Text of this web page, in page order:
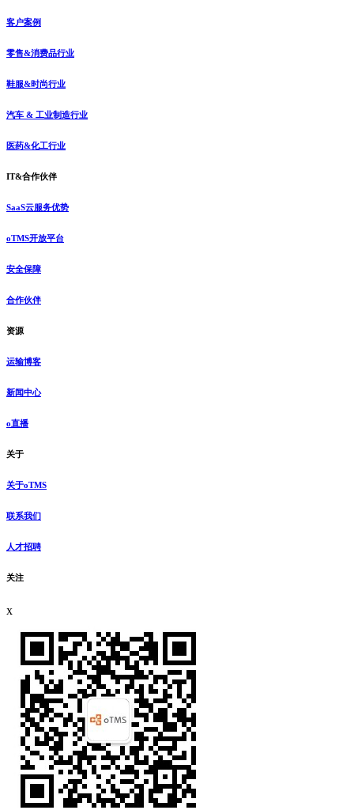
客户案例
零售&消费品行业
鞋服&时尚行业
汽车 & 工业制造行业
医药&化工行业
IT&合作伙伴
SaaS云服务优势
oTMS开放平台
安全保障
合作伙伴
资源
运输博客
新闻中心
o直播
关于
关于oTMS
联系我们
人才招聘
关注
x